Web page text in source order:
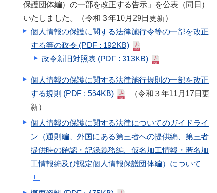
保護団体編）の一部を改正する告示」を公表（同日）
いたしました。（令和３年10月29日更新）
個人情報の保護に関する法律施行令等の一部を改正
する等の政令 (PDF : 192KB)
政令新旧対照表 (PDF : 313KB)
個人情報の保護に関する法律施行規則の一部を改正
する規則 (PDF : 564KB)
（令和３年11月17日更
新）
個人情報の保護に関する法律についてのガイドライ
ン（通則編、外国にある第三者への提供編、第三者
提供時の確認・記録義務編、仮名加工情報・匿名加
工情報編及び認定個人情報保護団体編）について